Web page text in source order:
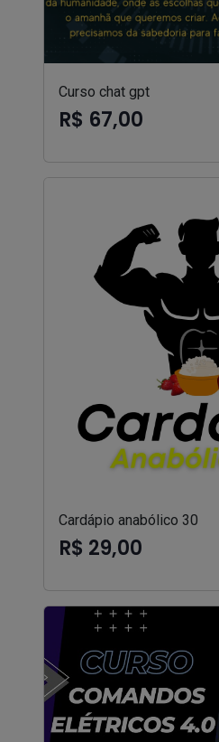
Curso chat gpt
R$ 67,00
Cardápio anabólico 30
R$ 29,00